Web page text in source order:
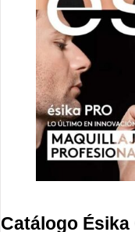
Catálogo Ésika